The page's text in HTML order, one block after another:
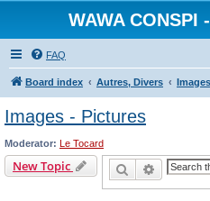
WAWA CONSPI
FAQ
Board index Autres, Divers
Images - Pictures
Moderator: Le Tocard
New Topic Search